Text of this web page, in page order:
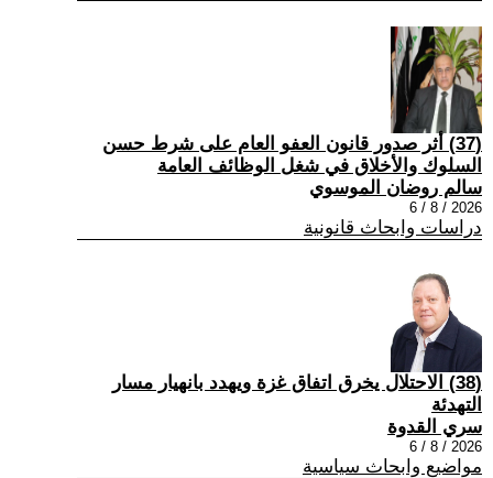
(37) أثر صدور قانون العفو العام على شرط حسن
السلوك والأخلاق في شغل الوظائف العامة
سالم روضان الموسوي
2026 / 8 / 6
دراسات وابحاث قانونية
(38) الاحتلال يخرق اتفاق غزة ويهدد بانهيار مسار
التهدئة
سري القدوة
2026 / 8 / 6
مواضيع وابحاث سياسية